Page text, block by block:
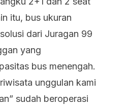
itu, bus ukuran
dari Juragan 99
yang
bus menengah.
unggulan kami
sudah beroperasi